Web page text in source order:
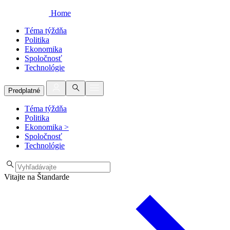
Home
Téma týždňa
Politika
Ekonomika
Spoločnosť
Technológie
Predplatné
Téma týždňa
Politika
Ekonomika >
Spoločnosť
Technológie
Vitajte na Štandarde